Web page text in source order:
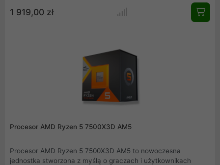
wymagające zadania w płynną przyjemność. Szybkość, jaką
9800X3D to więcej niż procesor. To przyszłość w Twoim
1 919,00 zł
Procesor AMD Ryzen 5 7500X3D AM5
Procesor AMD Ryzen 5 7500X3D AM5 to nowoczesna
jednostka stworzona z myślą o graczach i użytkownikach